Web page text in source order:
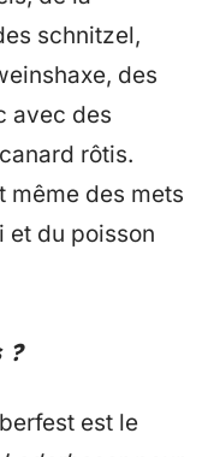
schnitzel,
des
avec des
rôtis.
même des mets
du poisson
?
est le